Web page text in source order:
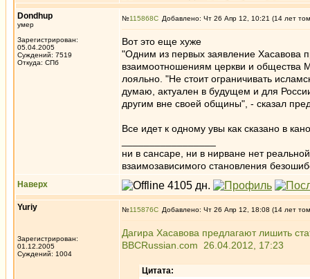
Dondhup
умер
Зарегистрирован:
05.04.2005
Суждений: 7519
Откуда: СПб
№115868 Добавлено: Чт 26 Апр 12, 10:21 (14 лет
Вот это еще хуже
"Одним из первых заявление Хасавова
взаимоотношениям церкви и общества
лояльно. "Не стоит ограничивать
думаю, актуален в будущем и для
другим вне своей общины", - сказал
Все идет к одному увы как сказано в
ни в сансаре, ни в нирване нет
взаимозависимого становления
Наверх
Yuriy
Зарегистрирован:
01.12.2005
Суждений: 1004
№115876 Добавлено: Чт 26 Апр 12, 18:08 (14 лет
Дагира Хасавова предлагают лишить
BBCRussian.com 26.04.2012, 17:23
Цитата: